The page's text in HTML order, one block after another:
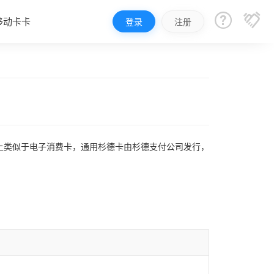
动卡卡 登录 注册  
似于电子消费卡，通用杉德卡由杉德支付公司发行，